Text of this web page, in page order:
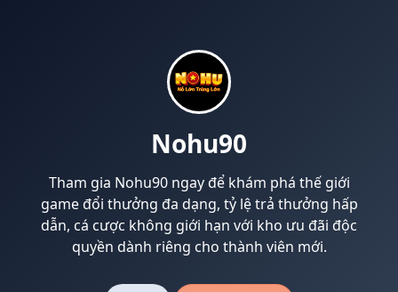
Nohu90
Tham gia Nohu90 ngay để khám phá thế giới
game đổi thưởng đa dạng, tỷ lệ trả thưởng hấp
dẫn, cá cược không giới hạn với kho ưu đãi độc
quyền dành riêng cho thành viên mới.